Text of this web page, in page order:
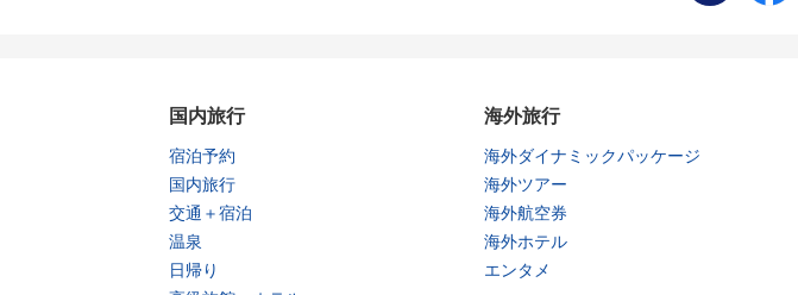
国内旅行
宿泊予約
国内旅行
交通＋宿泊
温泉
日帰り
海外旅行
海外ダイナミックパッケージ
海外ツアー
海外航空券
海外ホテル
エンタメ